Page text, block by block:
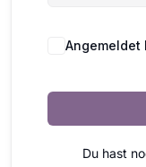
Alternative:
Angemeldet
Du hast